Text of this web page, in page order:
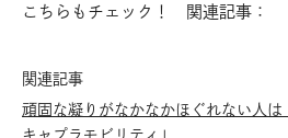
こちらもチェック！ 関連記事：
関連記事
頑固な凝りがなかなかほぐれない人
キャプラモビリティ」